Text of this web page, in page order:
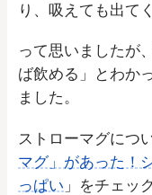
り、吸えても出て
って思いましたが
ば飲める」とわか
ました。
ストローマグにつ
マグ」があった！
っぱい 」をチェッ